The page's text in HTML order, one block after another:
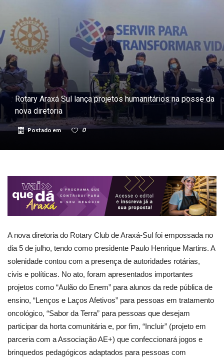
Rotary Araxá Sul lança projetos humanitários na posse da
nova diretoria
Postado em 0
A nova diretoria do Rotary Club de Araxá-Sul foi empossada no
dia 5 de julho, tendo como presidente Paulo Henrique Martins. A
solenidade contou com a presença de autoridades rotárias,
civis e políticas. No ato, foram apresentados importantes
projetos como “Aulão do Enem” para alunos da rede pública de
ensino, “Lenços e Laços Afetivos” para pessoas em tratamento
oncológico, “Sabor da Terra” para pessoas que desejam
participar da horta comunitária e, por fim, “Incluir” (projeto em
parceria com a Associação AE+) que confeccionará jogos e
brinquedos pedagógicos adaptados para pessoas com